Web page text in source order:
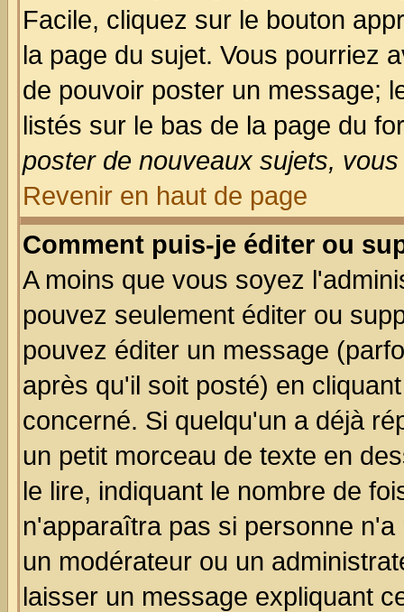
Facile, cliquez sur le bouton
la page du sujet. Vous pourriez
de pouvoir poster un message;
listés sur le bas de la page du
poster de nouveaux sujets,
Revenir en haut de page
Comment puis-je éditer ou
A moins que vous soyez
pouvez seulement éditer ou
pouvez éditer un message
après qu'il soit posté) en
concerné. Si quelqu'un a déjà
un petit morceau de texte en
le lire, indiquant le nombre de
n'apparaîtra pas si personne
un modérateur ou un
laisser un message expliquant